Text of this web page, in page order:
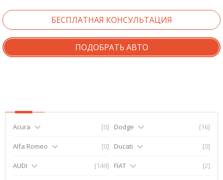
БЕСПЛАТНАЯ КОНСУЛЬТАЦИЯ
ПОДОБРАТЬ АВТО
Acura [0]
Alfa Romeo [0]
AUDI [149]
Dodge [16]
Ducati [0]
FIAT [2]